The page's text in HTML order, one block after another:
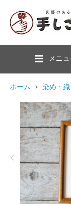
メニュ
ホーム > 染め・織